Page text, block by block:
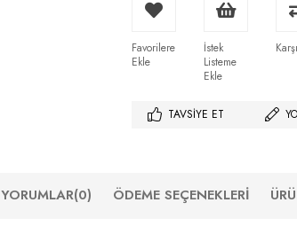
Favorilere
Ekle
İstek
Listeme
Ekle
TAVSIYE ET
YORUMLAR(0) ÖDEME SEÇENEKLERI